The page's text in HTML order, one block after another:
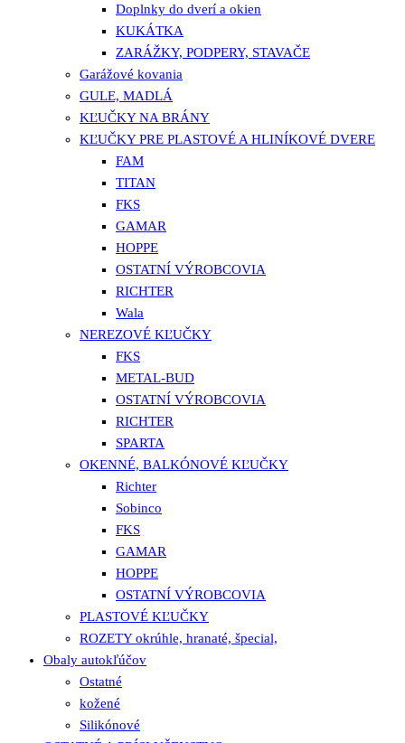
Doplnky do dverí a okien
KUKÁTKA
ZARÁŽKY, PODPERY, STAVAČE
Garážové kovania
GULE, MADLÁ
KĽUČKY NA BRÁNY
KĽUČKY PRE PLASTOVÉ A HLINÍKOVÉ DVERE
FAM
TITAN
FKS
GAMAR
HOPPE
OSTATNÍ VÝROBCOVIA
RICHTER
Wala
NEREZOVÉ KĽUČKY
FKS
METAL-BUD
OSTATNÍ VÝROBCOVIA
RICHTER
SPARTA
OKENNÉ, BALKÓNOVÉ KĽUČKY
Richter
Sobinco
FKS
GAMAR
HOPPE
OSTATNÍ VÝROBCOVIA
PLASTOVÉ KĽUČKY
ROZETY okrúhle, hranaté, špecial,
Obaly autokľúčov
Ostatné
kožené
Silikónové